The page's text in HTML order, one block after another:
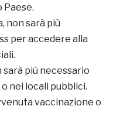
Paese.
non sarà più
per accedere alla
sarà più necessario
nei locali pubblici.
vaccinazione o